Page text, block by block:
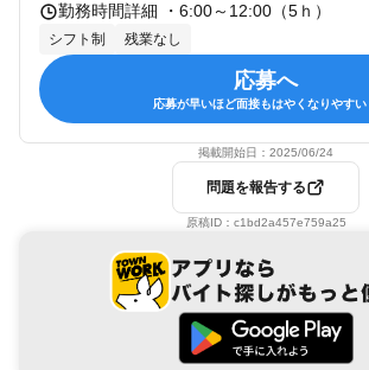
勤務時間詳細 ・6:00～12:00（5ｈ）
シフト制 残業なし
応募へ
応募が早いほど面接もはやくなりやすい
掲載開始日： 2025/06/24
問題を報告する
原稿ID： c1bd2a457e759a25